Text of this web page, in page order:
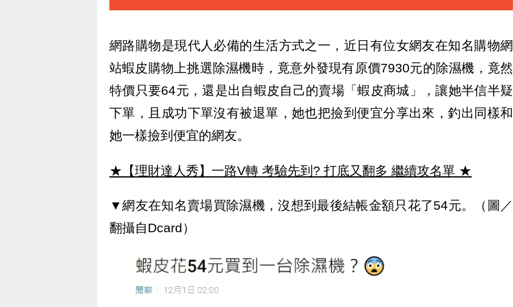
網路購物是現代人必備的生活方式之一，近日有位女網友在知名購物網
站蝦皮購物上挑選除濕機時，竟意外發現有原價7930元的除濕機，竟然
特價只要64元，還是出自蝦皮自己的賣場「蝦皮商城」，讓她半信半疑
下單，且成功下單沒有被退單，她也把撿到便宜分享出來，釣出同樣和
她一樣撿到便宜的網友。
★【理財達人秀】一路V轉 考驗先到? 打底又翻多 繼續攻名單 ★
▼網友在知名賣場買除濕機，沒想到最後結帳金額只花了54元。（圖／
翻攝自Dcard）